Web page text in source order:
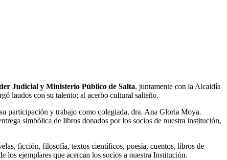
Judicial y Ministerio Público de Salta, juntamente con la Alcaidía
laudos con su talento; al acerbo cultural salteño.
participación y trabajo como colegiada, dra. Ana Gloria Moya.
simbólica de libros donados por los socios de nuestra institución,
ficción, filosofía, textos científicos, poesía, cuentos, libros de
los ejemplares que acercan los socios a nuestra Institución.